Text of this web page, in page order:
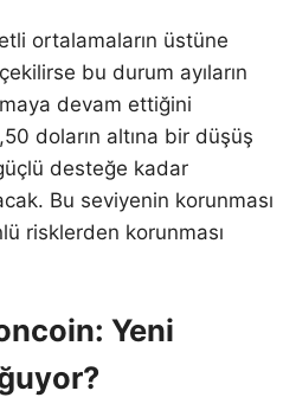
ortalamaların üstüne
bu durum ayıların
devam ettiğini
doların altına bir düşüş
desteğe kadar
Bu seviyenin korunması
risklerden korunması
Yeni